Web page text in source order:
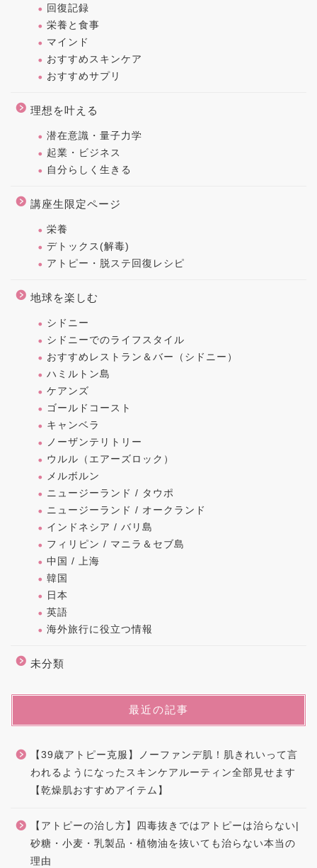
回復記録
栄養と食事
マインド
おすすめスキンケア
おすすめサプリ
理想を叶える
潜在意識・量子力学
起業・ビジネス
自分らしく生きる
講座生限定ページ
栄養
デトックス(解毒)
アトピー・脱ステ回復レシピ
地球を楽しむ
シドニー
シドニーでのライフスタイル
おすすめレストラン＆バー（シドニー）
ハミルトン島
ケアンズ
ゴールドコースト
キャンベラ
ノーザンテリトリー
ウルル（エアーズロック）
メルボルン
ニュージーランド / タウポ
ニュージーランド / オークランド
インドネシア / バリ島
フィリピン / マニラ＆セブ島
中国 / 上海
韓国
日本
英語
海外旅行に役立つ情報
未分類
最近の記事
【39歳アトピー克服】ノーファンデ肌！肌きれいって言
われるようになったスキンケアルーティン全部見せます
【乾燥肌おすすめアイテム】
【アトピーの治し方】四毒抜きではアトピーは治らない|
砂糖・小麦・乳製品・植物油を抜いても治らない本当の
理由